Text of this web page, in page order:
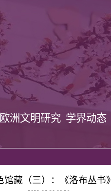
洲文明研究 学界动态
馆藏（三）：《洛布丛书》